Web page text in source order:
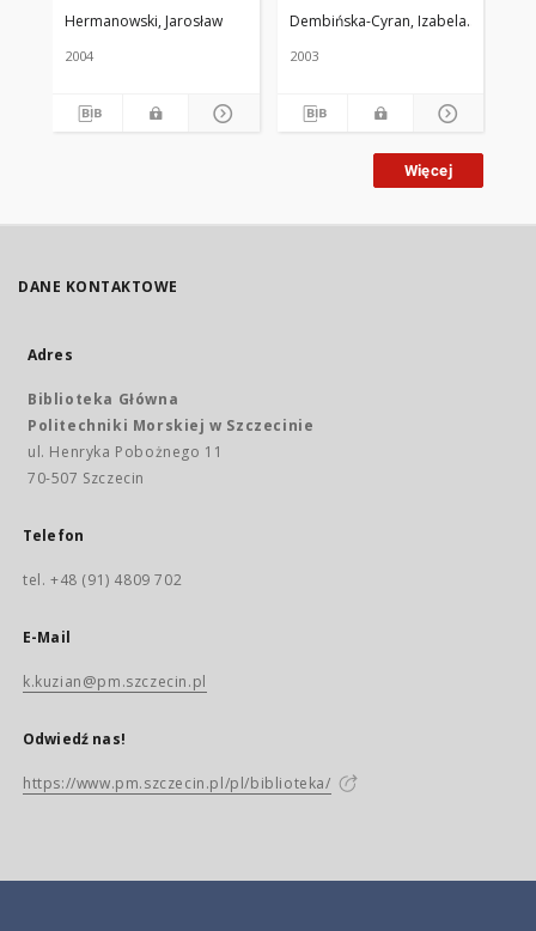
Hermanowski, Jarosław
2004
Dembińska-Cyran, Izabela
2003
Więcej
DANE KONTAKTOWE
Adres
Biblioteka Główna
Politechniki Morskiej w Szczecinie
ul. Henryka Pobożnego 11
70-507 Szczecin
Telefon
tel. +48 (91) 4809 702
E-Mail
k.kuzian@pm.szczecin.pl
Odwiedź nas!
https://www.pm.szczecin.pl/pl/biblioteka/